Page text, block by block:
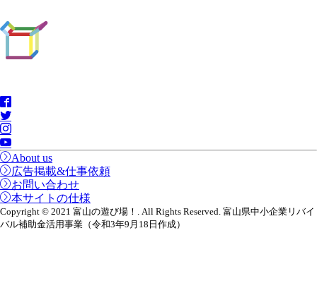
About us
広告掲載&仕事依頼
お問い合わせ
本サイトの仕様
Copyright © 2021 富山の遊び場！. All Rights Reserved. 富山県中小企業リバイ
バル補助金活用事業（令和3年9月18日作成）